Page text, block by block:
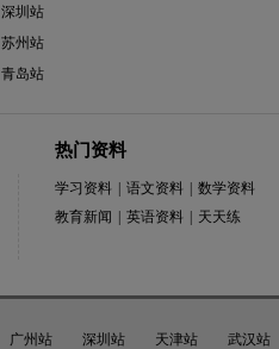
深圳站
苏州站
青岛站
热门资料
学习资料 语文资料
数学资料
教育新闻
英语资料 天天练
广州站 深圳站 天津站
武汉站